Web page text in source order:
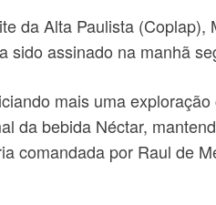
da Alta Paulista
sido assinado na manhã
mais uma
da bebida Néctar,
comandada por Raul de